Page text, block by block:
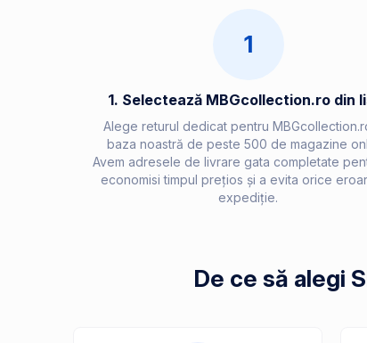
1
1. Selectează MBGcollection.ro din
Alege returul dedicat pentru
baza noastră de peste 500 de magazine
Avem adresele de livrare gata completate
economisi timpul prețios și a evita orice
expediție.
De ce să alegi